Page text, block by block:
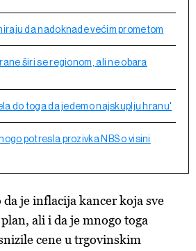
da nadoknade većim prometom
širi se regionom, ali ne obara
do toga da jedemo najskuplju hranu'
potresla prozivka NBS o visini
je inflacija kancer koja sve
ali i da je mnogo toga
cene u trgovinskim